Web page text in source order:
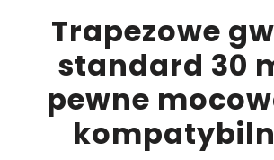
Trapezowe
standard 30
pewne